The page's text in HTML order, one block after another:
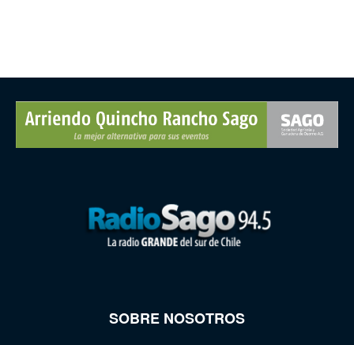
SOBRE NOSOTROS